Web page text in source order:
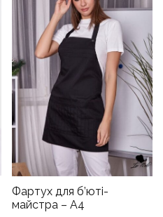
Фартух для б’юті-
майстра – A4